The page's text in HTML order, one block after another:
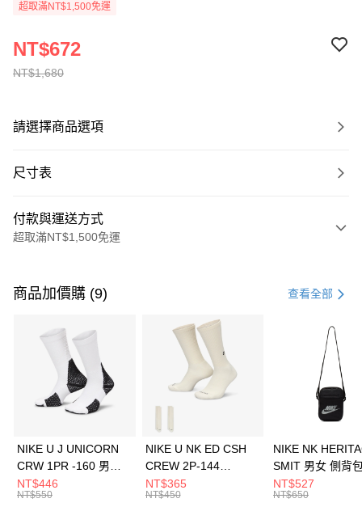
超取滿NT$1,500免運
NT$1,680
NT$672
請選擇商品選項
尺寸表
付款與運送方式
超取滿NT$1,500免運
信用卡一次付款
3 期 0 利率 每期 21家銀行
合作金庫商業銀行
第一商業銀行
華南商業銀行
彰化商業銀行
上海商業儲蓄銀行
元大商業銀行
Apple Pay
全盈+PAY
AFTEE先享後付
商品加價購 (9) 查看全部
NIKE U J UNICORN
CRW 1PR -160 男女
中統襪 FZ3393100
NT$446
NT$550
NIKE U NK ED CSH
CREW 2P-144
EMBRDY 男女 短統襪
FZ3073133
NT$365
NT$450
NIKE NK
SMIT 男女 側背
BA5871010
NT$527
NT$650